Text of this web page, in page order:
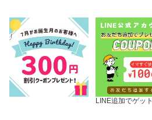
LINE追加でゲット